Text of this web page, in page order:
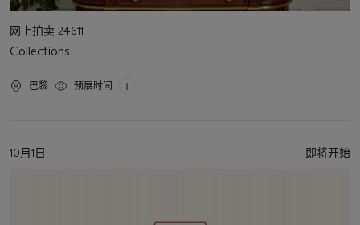
活
动
类
网上拍卖 24611
Collections
活
巴黎 预展时间
活
10月1日 即将开始